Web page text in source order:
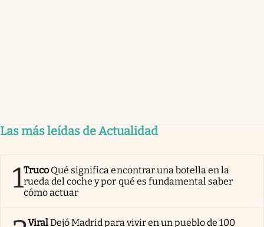
Las más leídas de Actualidad
1Truco Qué significa encontrar una botella en la
rueda del coche y por qué es fundamental saber
cómo actuar
ViralDejó Madrid para vivir en un pueblo de 100